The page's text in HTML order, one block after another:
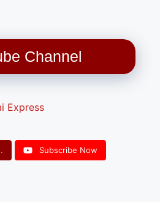
Channel
Express
Subscribe Now